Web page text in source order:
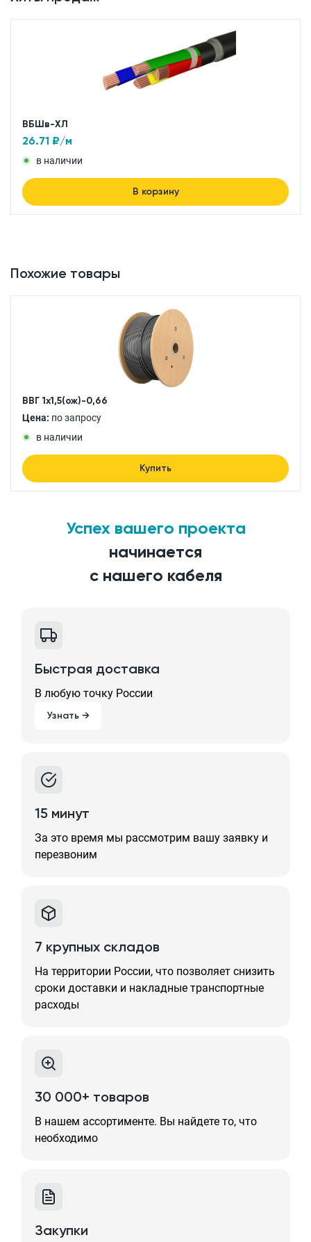
ВБШв-ХЛ
26.71 ₽/м
в наличии
В корзину
Похожие товары
ВВГ 1x1,5(ож)-0,66
Цена: по запросу
в наличии
Купить
Успех вашего проекта
начинается
с нашего кабеля
Быстрая доставка
В любую точку России
Узнать →
15 минут
За это время мы рассмотрим вашу заявку и
перезвоним
7 крупных складов
На территории России, что позволяет снизить
сроки доставки и накладные транспортные
расходы
30 000+ товаров
В нашем ассортименте. Вы найдете то, что
необходимо
Закупки